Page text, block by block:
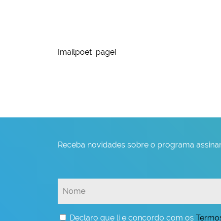
[mailpoet_page]
Receba novidades sobre o programa
Declaro que li e concordo com os